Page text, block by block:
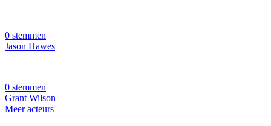
0 stemmen
Jason Hawes
0 stemmen
Grant Wilson
Meer acteurs